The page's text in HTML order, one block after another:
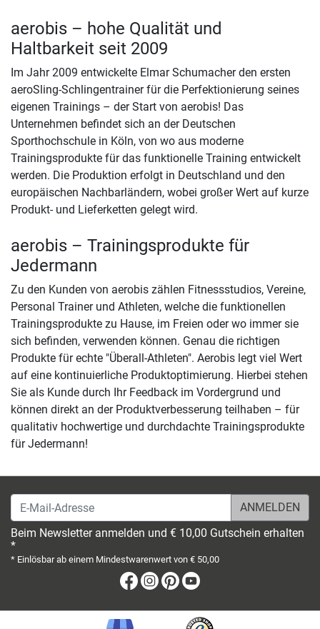
aerobis – hohe Qualität und
Haltbarkeit seit 2009
Im Jahr 2009 entwickelte Elmar Schumacher den ersten
aeroSling-Schlingentrainer für die Perfektionierung seines
eigenen Trainings – der Start von aerobis! Das
Unternehmen befindet sich an der Deutschen
Sporthochschule in Köln, von wo aus moderne
Trainingsprodukte für das funktionelle Training entwickelt
werden. Die Produktion erfolgt in Deutschland und den
europäischen Nachbarländern, wobei großer Wert auf kurze
Produkt- und Lieferketten gelegt wird.
aerobis – Trainingsprodukte für
Jedermann
Zu den Kunden von aerobis zählen Fitnessstudios, Vereine,
Personal Trainer und Athleten, welche die funktionellen
Trainingsprodukte zu Hause, im Freien oder wo immer sie
sich befinden, verwenden können. Genau die richtigen
Produkte für echte "Überall-Athleten". Aerobis legt viel Wert
auf eine kontinuierliche Produktoptimierung. Hierbei stehen
Sie als Kunde durch Ihr Feedback im Vordergrund und
können direkt an der Produktverbesserung teilhaben – für
qualitativ hochwertige und durchdachte Trainingsprodukte
für Jedermann!
E-Mail-Adresse
Beim Newsletter anmelden und € 10,00 Gutschein erhalten
*
* Einlösbar ab einem Mindestwarenwert von € 50,00
Facebook
Instagram
Pinterest